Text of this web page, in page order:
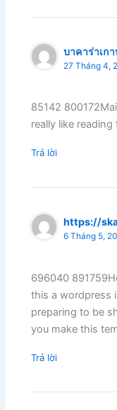
บาคาร่าเก
27 Tháng 4,
85142
really like
Trả lời
https://
6 Tháng 5,
696040
this a wordpress
preparing to be
you make this
Trả lời